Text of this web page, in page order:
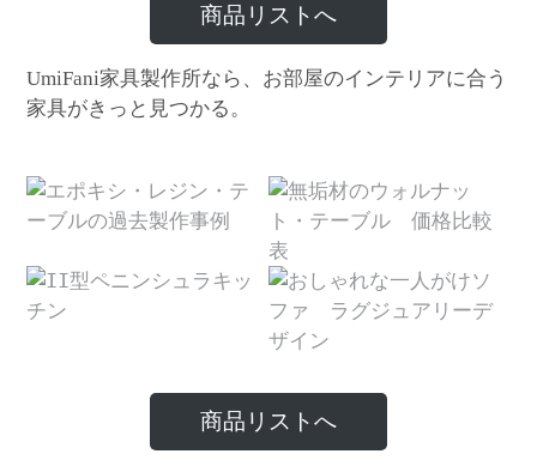
商品リストへ
UmiFani家具製作所なら、お部屋のインテリアに合う
家具がきっと見つかる。
商品リストへ